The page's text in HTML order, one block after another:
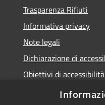
Trasparenza Rifiuti
Informativa privacy
Note legali
Dichiarazione di
Obiettivi di accessibilità
Whistleblowing